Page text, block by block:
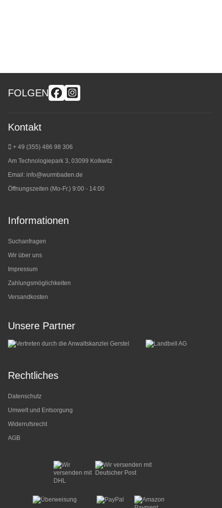
FOLGEN
Kontakt
+ 49 (355) 486 98 306
Am Technologiepark 3, 03099 Kolkwitz
Email: info@wurmbaden.de
Öffnungszeiten (Mo-Fr.) 9:00 - 14:00
Informationen
Suchanfragen
Wir über uns
Impressum
Zahlungsmöglichkeiten
Versandkosten
Unsere Partner
Rechtliches
Datenschutz
Umwelt und Entsorgung
Widerrufsrecht
AGB